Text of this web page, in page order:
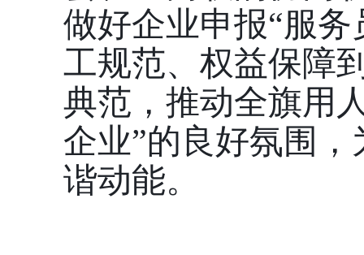
做好企业申报“服
工规范、权益保障
典范，推动全旗用
企业”的良好氛围
谐动能。